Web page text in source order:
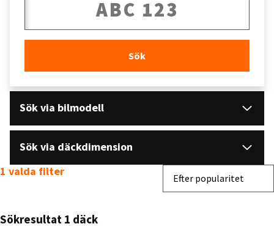
Sök
Sök via bilmodell
Sök via däckdimension
Efter popularitet
Sökresultat 1 däck
1 valda filter